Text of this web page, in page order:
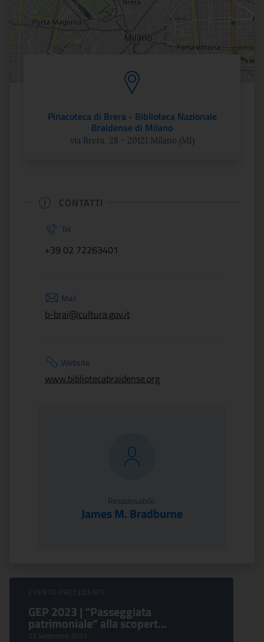
Pinacoteca di Brera - Biblioteca Nazionale
Braidense di Milano
via Brera, 28 - 20121 Milano (MI)
CONTATTI
Tel
+39 02 72263401
Mail
b-brai@cultura.gov.it
Website
www.bibliotecabraidense.org
Responsabile:
James M. Bradburne
Sfoglia Eventi
EVENTO PRECEDENTE:
GEP 2023 | “Passeggiata
patrimoniale” alla scopert...
23 Settembre 2023